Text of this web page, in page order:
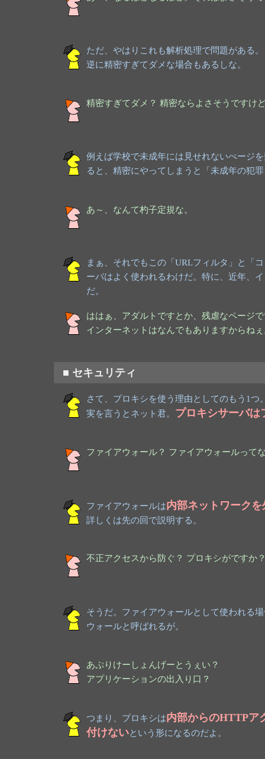
ただ、やはりこれも解析処理で問題がある
逆に精密すぎてダメな場合もあるしな。
精密すぎてダメ？ 精密ならよさそうですけ
例えば学校で未成年には見せれないぺージ
ると、精密にやってしまうと「未成年の犯
あ～、なんて杓子定規な。
まぁ、それでもこの「URLフィルタ」と「
ーバはよく使われるわけだ。特に、近年、
だ。
ははぁ、アダルトですとか、残虐なページ
インターネットはなんでもありますからね
■ セキュリティ
さて、プロキシを使う理由としてのもう1つ
実を言うとネット君。 プロキシサーバは
ファイアウォール？ ファイアウォールって
ファイアウォールは内部ネットワーク
詳しくは先の回で説明する。
不正アクセスから防ぐ？ プロキシがですか
そうだ。ファイアウォールとして使われる
ウォールと呼ばれるが。
あぷりけーしょんげーとうぇい？
アプリケーションの出入り口？
つまり、プロキシは内部からのHTTPア
付けないという形になるのだよ。